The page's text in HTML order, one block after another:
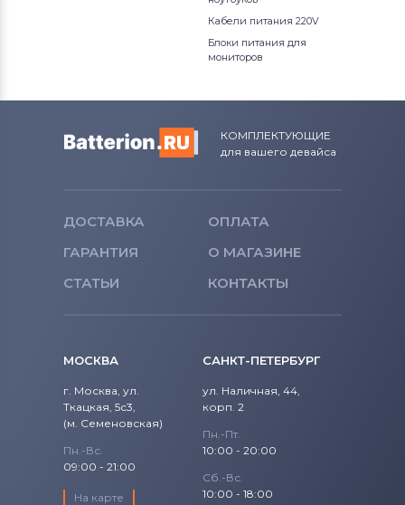
Кабели питания 220V
Блоки питания для
мониторов
КОМПЛЕКТУЮЩИЕ
для вашего девайса
ДОСТАВКА
ОПЛАТА
ГАРАНТИЯ
О МАГАЗИНЕ
СТАТЬИ
КОНТАКТЫ
МОСКВА
г. Москва, ул.
Ткацкая, 5с3,
(м. Семеновская)
Пн.-Вс.
09:00 - 21:00
На карте
САНКТ-ПЕТЕРБУРГ
ул. Наличная, 44,
корп. 2
Пн.-Пт.
10:00 - 20:00
Сб.-Вс.
10:00 - 18:00